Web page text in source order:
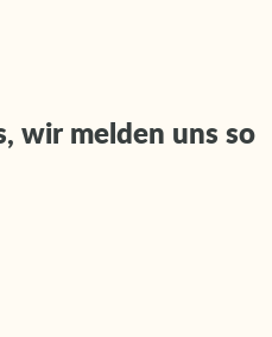
wir melden uns so